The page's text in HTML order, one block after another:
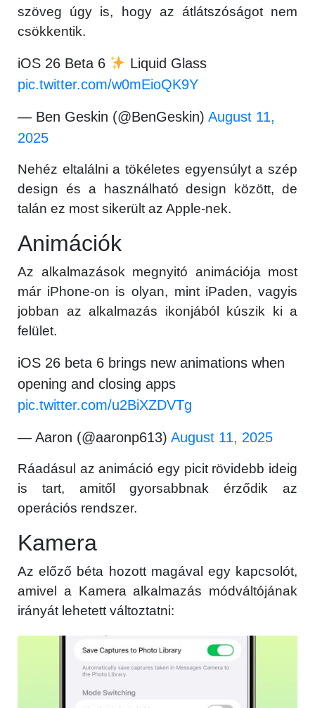
szöveg úgy is, hogy az átlátszóságot nem
csökkentik.
iOS 26 Beta 6
Liquid Glass
pic.twitter.com/w0mEioQK9Y
— Ben Geskin (@BenGeskin) August 11,
2025
Nehéz eltalálni a tökéletes egyensúlyt a szép
design és a használható design között, de
talán ez most sikerült az Apple-nek.
Animációk
Az alkalmazások megnyitó animációja most
már iPhone-on is olyan, mint iPaden, vagyis
jobban az alkalmazás ikonjából kúszik ki a
felület.
iOS 26 beta 6 brings new animations when
opening and closing apps
pic.twitter.com/u2BiXZDVTg
— Aaron (@aaronp613) August 11, 2025
Ráadásul az animáció egy picit rövidebb ideig
is tart, amitől gyorsabbnak érződik az
operációs rendszer.
Kamera
Az előző béta hozott magával egy kapcsolót,
amivel a Kamera alkalmazás módváltójának
irányát lehetett változtatni:
Főoldal
Közösség
GYIK